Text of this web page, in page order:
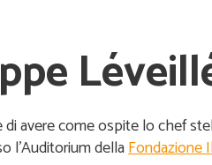
di avere come ospite lo chef
l’Auditorium dellaFondazione